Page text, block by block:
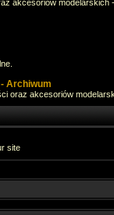
akcesoriów modelarskich
Archiwum
oraz akcesoriów
site